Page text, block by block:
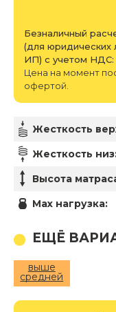
Безналичный
(для юридических
ИП) с учетом НДС:
Цена на момент
офертой.
Жесткость
Жесткость
Высота
Max нагрузка:
ЕЩЁ
выше
средней